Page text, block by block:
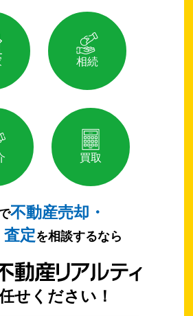
相続
買取
不動産売却・
査定を相談するなら
せください！